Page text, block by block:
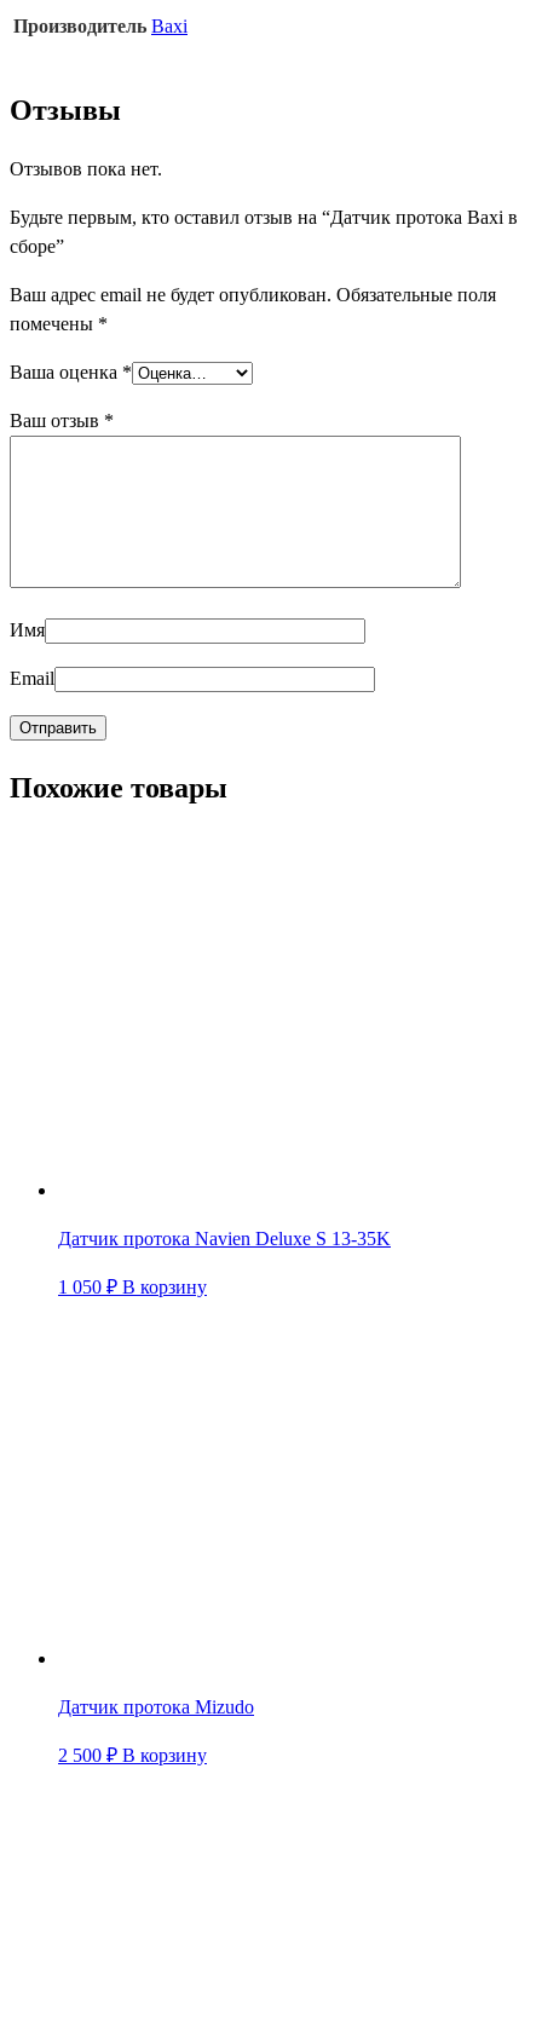
Производитель Baxi
Отзывы
Отзывов пока нет.
Будьте первым, кто оставил отзыв на “Датчик протока Baxi в
сборе”
Ваш адрес email не будет опубликован. Обязательные поля
помечены *
Ваша оценка *
Ваш отзыв *
Имя
Email
Похожие товары
Датчик протока Navien Deluxe S 13-35K
1 050 ₽ В корзину
Датчик протока Mizudo
2 500 ₽ В корзину